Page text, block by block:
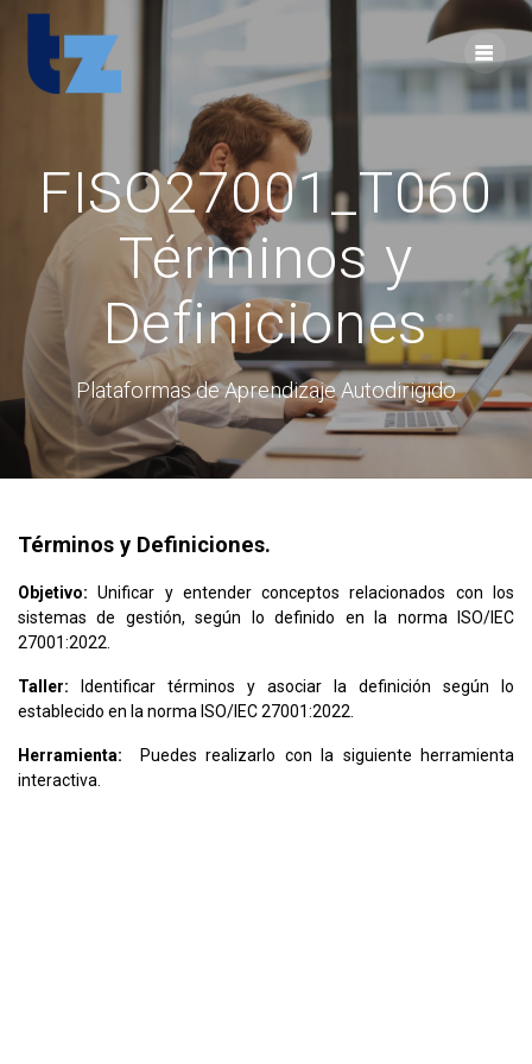
FISO27001_T060
Términos y
Definiciones
Plataformas de Aprendizaje Autodirigido
Términos y Definiciones.
Objetivo: Unificar y entender conceptos relacionados con los
sistemas de gestión, según lo definido en la norma ISO/IEC
27001:2022.
Taller: Identificar términos y asociar la definición según lo
establecido en la norma ISO/IEC 27001:2022.
Herramienta: Puedes realizarlo con la siguiente herramienta
interactiva.